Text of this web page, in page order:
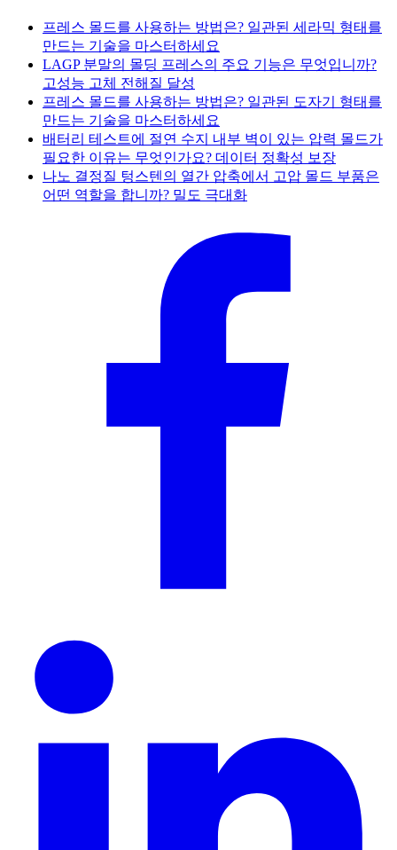
프레스 몰드를 사용하는 방법은? 일관된 세라믹 형태를
만드는 기술을 마스터하세요
LAGP 분말의 몰딩 프레스의 주요 기능은 무엇입니까?
고성능 고체 전해질 달성
프레스 몰드를 사용하는 방법은? 일관된 도자기 형태를
만드는 기술을 마스터하세요
배터리 테스트에 절연 수지 내부 벽이 있는 압력 몰드가
필요한 이유는 무엇인가요? 데이터 정확성 보장
나노 결정질 텅스텐의 열간 압축에서 고압 몰드 부품은
어떤 역할을 합니까? 밀도 극대화